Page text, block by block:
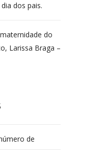
dos pais.
do
Larissa Braga –
de